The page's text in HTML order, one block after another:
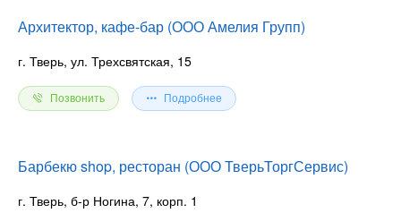
Архитектор, кафе-бар (ООО Амелия Групп)
г. Тверь, ул. Трехсвятская, 15
Позвонить Подробнее
Барбекю shop, ресторан (ООО ТверьТоргСервис)
г. Тверь, б-р Ногина, 7, корп. 1